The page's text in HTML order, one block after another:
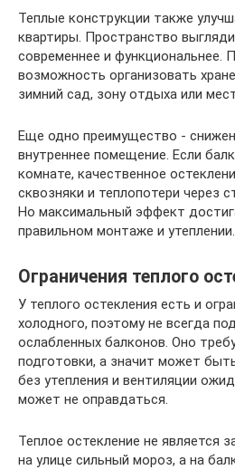
Теплые конструкции также
квартиры. Пространство
современнее и функциональнее.
возможность организовать
зимний сад, зону отдыха или
Еще одно преимущество -
внутреннее помещение. Если
комнате, качественное
сквозняки и теплопотери через
Но максимальный эффект
правильном монтаже и утеплении.
Ограничения теплого
У теплого остекления есть и
холодного, поэтому не всегда
ослабленных балконов. Оно
подготовки, а значит может
без утепления и вентиляции
может не оправдаться.
Теплое остекление не является
на улице сильный мороз, а на